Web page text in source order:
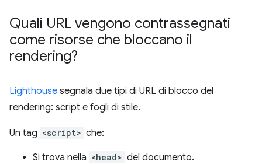
Quali URL vengono contrassegnati
come risorse che bloccano il
rendering?
Lighthouse segnala due tipi di URL di blocco del
rendering: script e fogli di stile.
Un tag <script> che:
Si trova nella <head> del documento.